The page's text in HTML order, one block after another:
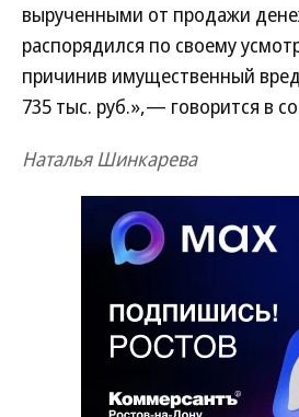
вырученными от продажи
распорядился по своему
причинив имущественный
735 тыс. руб.»,— говорится в
Наталья Шинкарева